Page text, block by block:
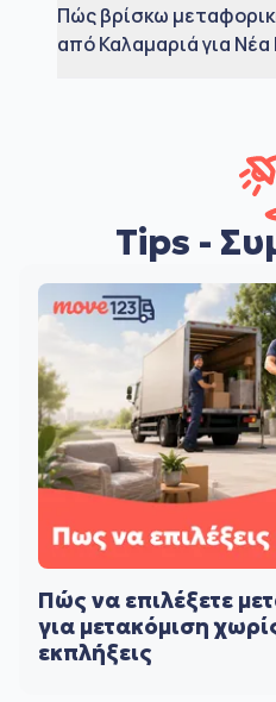
Πώς βρίσκω
από Καλαμαριά για Νέα
Tips -
Πώς να επιλέξετε
για μετακόμιση
εκπλήξεις